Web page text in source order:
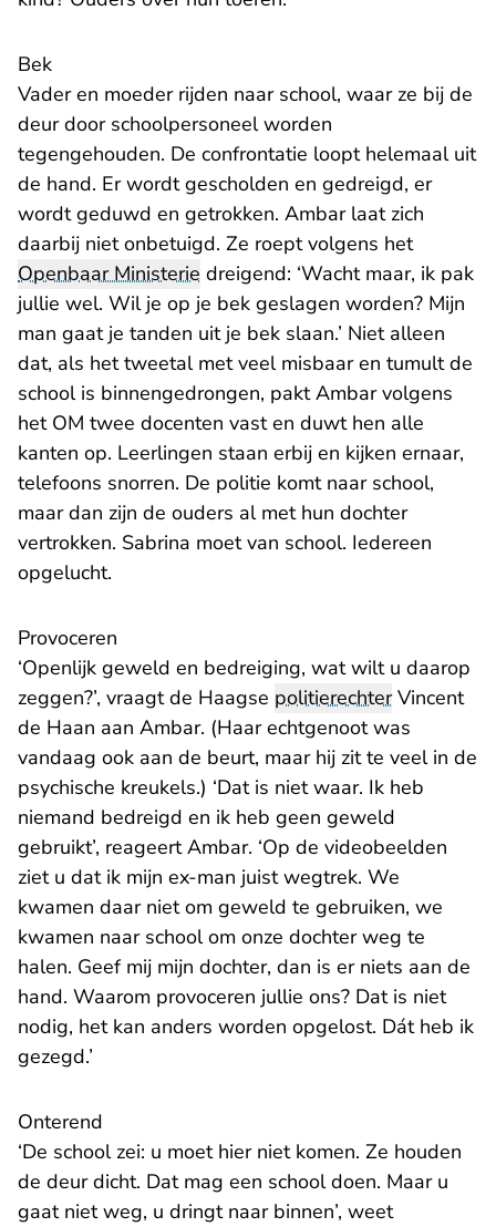
Bek
Vader en moeder rijden naar school, waar ze bij de
deur door schoolpersoneel worden
tegengehouden. De confrontatie loopt helemaal uit
de hand. Er wordt gescholden en gedreigd, er
wordt geduwd en getrokken. Ambar laat zich
daarbij niet onbetuigd. Ze roept volgens het
Openbaar Ministerie dreigend: ‘Wacht maar, ik pak
jullie wel. Wil je op je bek geslagen worden? Mijn
man gaat je tanden uit je bek slaan.’ Niet alleen
dat, als het tweetal met veel misbaar en tumult de
school is binnengedrongen, pakt Ambar volgens
het OM twee docenten vast en duwt hen alle
kanten op. Leerlingen staan erbij en kijken ernaar,
telefoons snorren. De politie komt naar school,
maar dan zijn de ouders al met hun dochter
vertrokken. Sabrina moet van school. Iedereen
opgelucht.
Provoceren
‘Openlijk geweld en bedreiging, wat wilt u daarop
zeggen?’, vraagt de Haagse politierechterVincent
de Haan aan Ambar. (Haar echtgenoot was
vandaag ook aan de beurt, maar hij zit te veel in de
psychische kreukels.) ‘Dat is niet waar. Ik heb
niemand bedreigd en ik heb geen geweld
gebruikt’, reageert Ambar. ‘Op de videobeelden
ziet u dat ik mijn ex-man juist wegtrek. We
kwamen daar niet om geweld te gebruiken, we
kwamen naar school om onze dochter weg te
halen. Geef mij mijn dochter, dan is er niets aan de
hand. Waarom provoceren jullie ons? Dat is niet
nodig, het kan anders worden opgelost. Dát heb ik
gezegd.’
Onterend
‘De school zei: u moet hier niet komen. Ze houden
de deur dicht. Dat mag een school doen. Maar u
gaat niet weg, u dringt naar binnen’, weet